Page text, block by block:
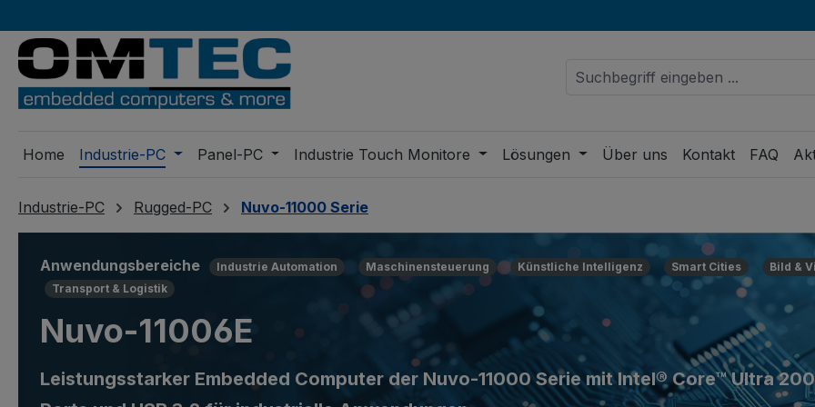
Home Industrie-PC Panel-PC Industrie Touch Monitore Lösungen Über uns Kontakt FAQ
Industrie-PC Rugged-PC Nuvo-11000 Serie
Anwendungsbereiche Industrie Automation Maschinensteuerung Künstliche Intelligenz Smart Cities
Bild &
Transport & Logistik
Nuvo-11006E
Leistungsstarker Embedded Computer der Nuvo-11000 Serie mit Intel® Core™ Ultra 200